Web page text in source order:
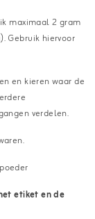
maximaal 2 gram
Gebruik hiervoor
en kieren waar de
verdelen.
etiket en de